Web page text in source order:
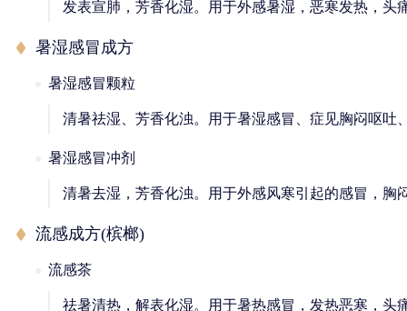
发表宣肺，芳香化湿。用于外感暑湿，恶寒发热，头
暑湿感冒成方
暑湿感冒颗粒
清暑祛湿、芳香化浊。用于暑湿感冒、症见胸闷呕吐
暑湿感冒冲剂
清暑去湿，芳香化浊。用于外感风寒引起的感冒，胸
流感成方(槟榔)
流感茶
祛暑清热，解表化湿。用于暑热感冒，发热恶寒，头